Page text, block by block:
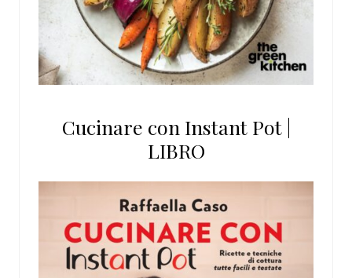
Cucinare con Instant Pot |
LIBRO